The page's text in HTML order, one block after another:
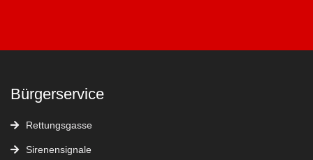
Bürgerservice
Rettungsgasse
Sirenensignale